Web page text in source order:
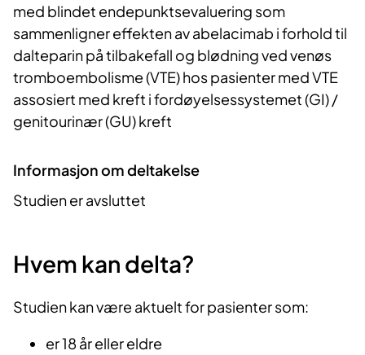
med blindet endepunktsevaluering som
sammenligner effekten av abelacimab i forhold til
dalteparin på tilbakefall og blødning ved venøs
tromboembolisme (VTE) hos pasienter med VTE
assosiert med kreft i fordøyelsessystemet (GI) /
genitourinær (GU) kreft
Informasjon om deltakelse
Studien er avsluttet
Hvem kan delta?
Studien kan være aktuelt for pasienter som:
er 18 år eller eldre